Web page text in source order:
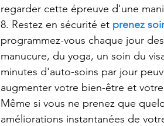
regarder cette épreuve d'une
8. Restez en sécurité et prenez
programmez-vous chaque jour
manucure, du yoga, un soin du
minutes d'auto-soins par jour
augmenter votre bien-être et
Même si vous ne prenez que
améliorations instantanées de